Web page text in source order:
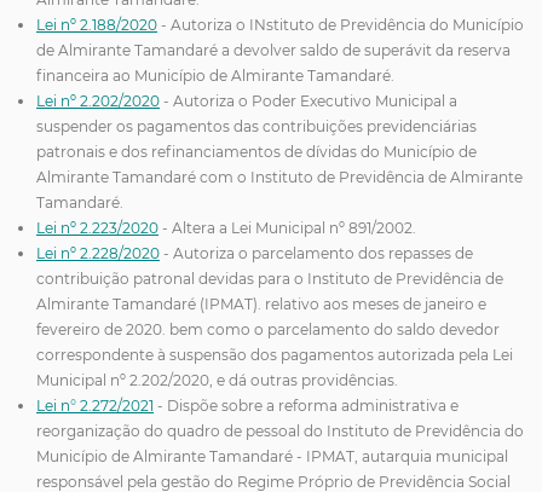
Lei nº 2.188/2020 - Autoriza o INstituto de Previdência do Município
de Almirante Tamandaré a devolver saldo de superávit da reserva
financeira ao Município de Almirante Tamandaré.
Lei nº 2.202/2020 - Autoriza o Poder Executivo Municipal a
suspender os pagamentos das contribuições previdenciárias
patronais e dos refinanciamentos de dívidas do Município de
Almirante Tamandaré com o Instituto de Previdência de Almirante
Tamandaré.
Lei nº 2.223/2020 - Altera a Lei Municipal nº 891/2002.
Lei nº 2.228/2020 - Autoriza o parcelamento dos repasses de
contribuição patronal devidas para o Instituto de Previdência de
Almirante Tamandaré (IPMAT). relativo aos meses de janeiro e
fevereiro de 2020. bem como o parcelamento do saldo devedor
correspondente à suspensão dos pagamentos autorizada pela Lei
Municipal nº 2.202/2020, e dá outras providências.
Lei n° 2.272/2021 - Dispõe sobre a reforma administrativa e
reorganização do quadro de pessoal do Instituto de Previdência do
Município de Almirante Tamandaré - IPMAT, autarquia municipal
responsável pela gestão do Regime Próprio de Previdência Social